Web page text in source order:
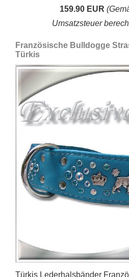
159.90 EUR
Umsatzsteuer
Französische Bulldogge
Türkis
Türkis Lederhalsbänder